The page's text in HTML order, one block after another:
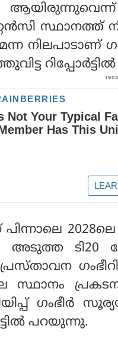
സ്ഥാനത്ത്
നിലപാടാണ്
പിന്നാലെ
അടുത്ത ടി20
സ്ഥാനം
ഗംഭീര്‍
പറയുന്നു.